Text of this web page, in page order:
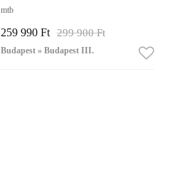
mtb
259 990 Ft 299 900 Ft
Budapest » Budapest III.